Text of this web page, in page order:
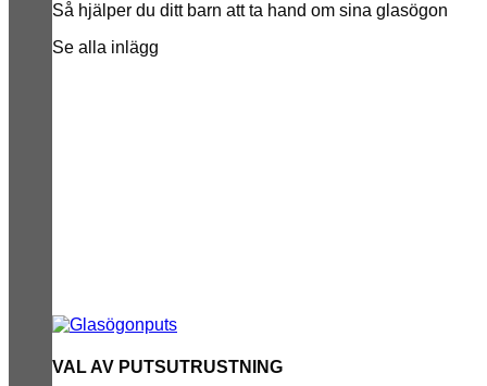
Så hjälper du ditt barn att ta hand om sina glasögon
Se alla inlägg
VAL AV PUTSUTRUSTNING